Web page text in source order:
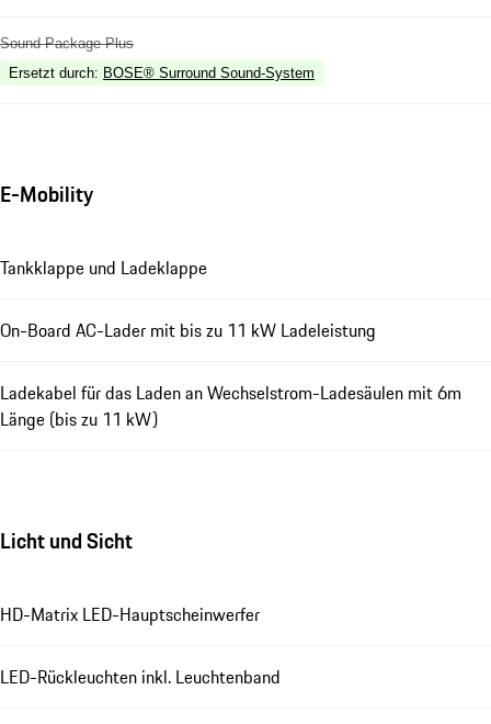
Sound Package Plus
Ersetzt durch: BOSE® Surround Sound-System
E-Mobility
Tankklappe und Ladeklappe
On-Board AC-Lader mit bis zu 11 kW Ladeleistung
Ladekabel für das Laden an Wechselstrom-Ladesäulen mit 6m
Länge (bis zu 11 kW)
Licht und Sicht
HD-Matrix LED-Hauptscheinwerfer
LED-Rückleuchten inkl. Leuchtenband